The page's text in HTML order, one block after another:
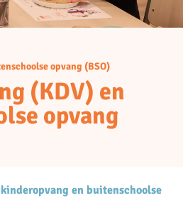
opvang (BSO)
(KDV) en
opvang
en buitenschoolse